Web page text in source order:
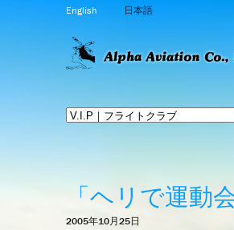
English 日本語
「ヘリで運動会
2005年10月25日